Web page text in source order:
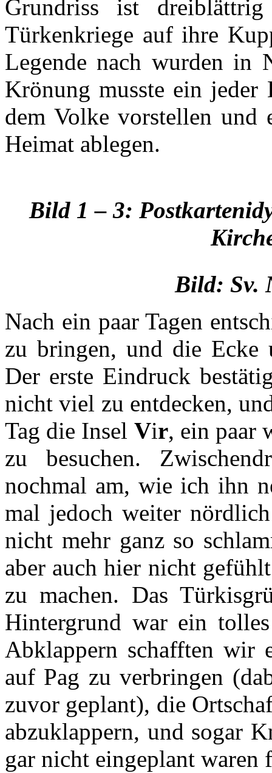
Grundriss ist
Türkenkriege auf ihre
Legende nach wurden in
Krönung musste ein
dem Volke vorstellen und
Heimat ablegen.
Bild 1 – 3:
Bild: Sv.
Nach ein paar Tagen
zu bringen, und die Ecke
Der erste Eindruck
nicht viel zu entdecken,
Tag die Insel Vir, ein paar
zu besuchen.
nochmal am, wie ich ihn
mal jedoch weiter
nicht mehr ganz so
aber auch hier nicht
zu machen. Das
Hintergrund war ein
Abklappern schafften wir
auf Pag zu verbringen
zuvor geplant), die
abzuklappern, und sogar
gar nicht eingeplant waren